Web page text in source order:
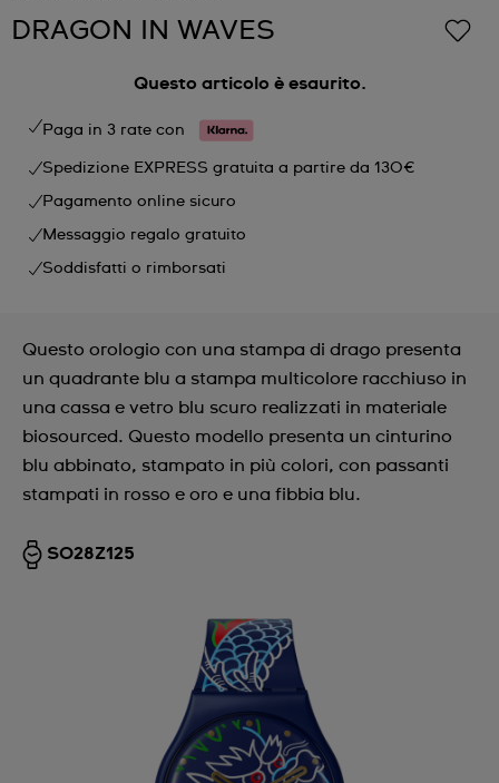
DRAGON IN WAVES
Questo articolo è esaurito.
Paga in 3 rate con
Spedizione EXPRESS gratuita a partire da 130€
Pagamento online sicuro
Messaggio regalo gratuito
Soddisfatti o rimborsati
Questo orologio con una stampa di drago presenta
un quadrante blu a stampa multicolore racchiuso in
una cassa e vetro blu scuro realizzati in materiale
biosourced. Questo modello presenta un cinturino
blu abbinato, stampato in più colori, con passanti
stampati in rosso e oro e una fibbia blu.
SO28Z125